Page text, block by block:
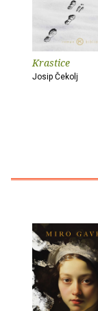
Krastice
Josip Čekolj